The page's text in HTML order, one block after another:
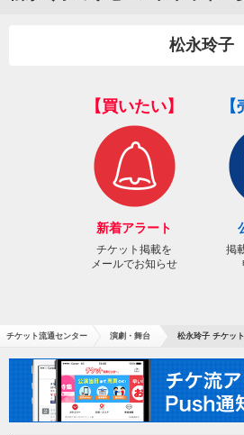
松永玲子
【買いたい】
新着アラート
チケット掲載を
メールでお知らせ
掲
チケット流通センター 演劇・舞台 松永玲子 チケット